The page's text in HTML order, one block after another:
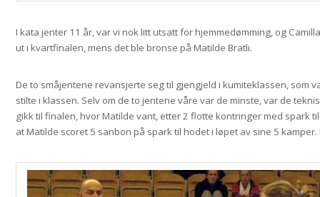
I kata jenter 11 år, var vi nok litt utsatt for hjemmedømming, og
ut i kvartfinalen, mens det ble bronse på Matilde Bratli.
De to småjentene revansjerte seg til gjengjeld i kumiteklassen, som
stilte i klassen. Selv om de to jentene våre var de minste, var de
gikk til finalen, hvor Matilde vant, etter 2 flotte kontringer med spark
at Matilde scoret 5 sanbon på spark til hodet i løpet av sine 5 kamper.